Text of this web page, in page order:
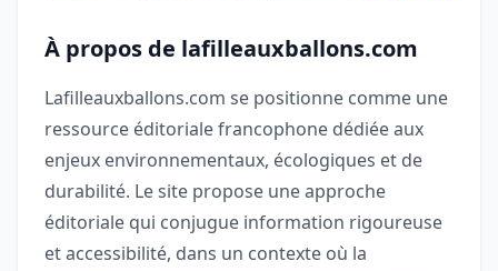
À propos de lafilleauxballons.com
Lafilleauxballons.com se positionne comme une
ressource éditoriale francophone dédiée aux
enjeux environnementaux, écologiques et de
durabilité. Le site propose une approche
éditoriale qui conjugue information rigoureuse
et accessibilité, dans un contexte où la